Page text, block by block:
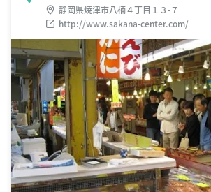
静岡県焼津市八楠４丁目１３-７
http://www.sakana-center.com/